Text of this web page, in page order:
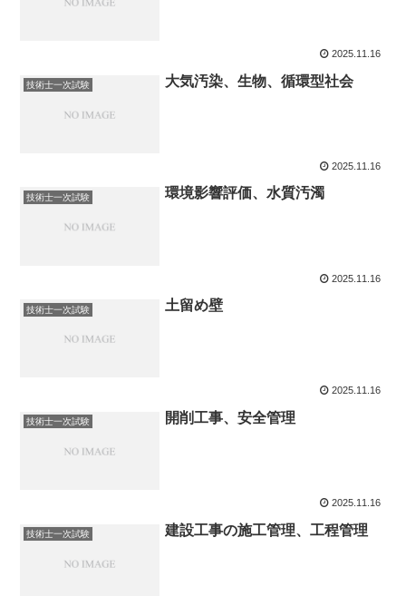
2025.11.16
技術士一次試験 大気汚染、生物、循環型社会
2025.11.16
技術士一次試験 環境影響評価、水質汚濁
2025.11.16
技術士一次試験 土留め壁
2025.11.16
技術士一次試験 開削工事、安全管理
2025.11.16
技術士一次試験 建設工事の施工管理、工程管理